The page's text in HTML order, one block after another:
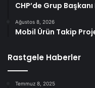
CHP’de Grup
Ağustos 8, 2026
Mobil Ürün Takip
Rastgele Haberler
Temmuz 8, 2025